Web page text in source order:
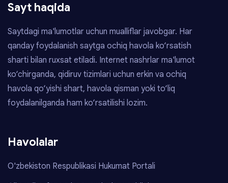
Sayt haqida
Saytdagi ma'lumotlar uchun mualliflar javobgar. Har
qanday foydalanish saytga ochiq havola ko‘rsatish
sharti bilan ruxsat etiladi. Internet nashrlar ma'lumot
ko‘chirganda, qidiruv tizimlari uchun erkin va ochiq
havola qo‘yishi shart, havola qisman yoki to‘liq
foydalanilganda ham ko‘rsatilishi lozim.
Havolalar
O'zbekiston Respublikasi Hukumat Portali